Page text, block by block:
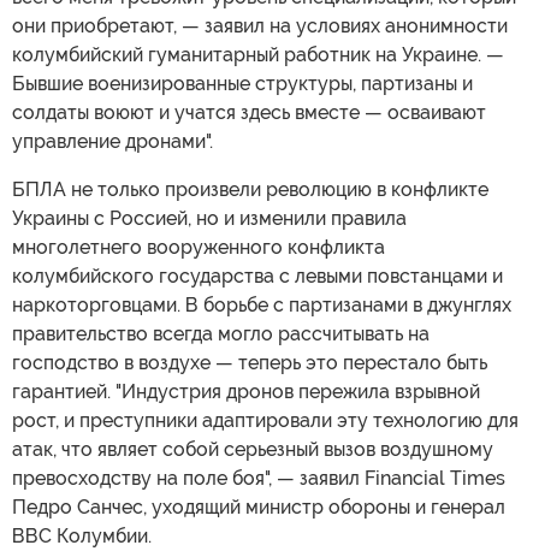
они приобретают, — заявил на условиях анонимности
колумбийский гуманитарный работник на Украине. —
Бывшие военизированные структуры, партизаны и
солдаты воюют и учатся здесь вместе — осваивают
управление дронами".
БПЛА не только произвели революцию в конфликте
Украины с Россией, но и изменили правила
многолетнего вооруженного конфликта
колумбийского государства с левыми повстанцами и
наркоторговцами. В борьбе с партизанами в джунглях
правительство всегда могло рассчитывать на
господство в воздухе — теперь это перестало быть
гарантией. "Индустрия дронов пережила взрывной
рост, и преступники адаптировали эту технологию для
атак, что являет собой серьезный вызов воздушному
превосходству на поле боя", — заявил Financial Times
Педро Санчес, уходящий министр обороны и генерал
ВВС Колумбии.